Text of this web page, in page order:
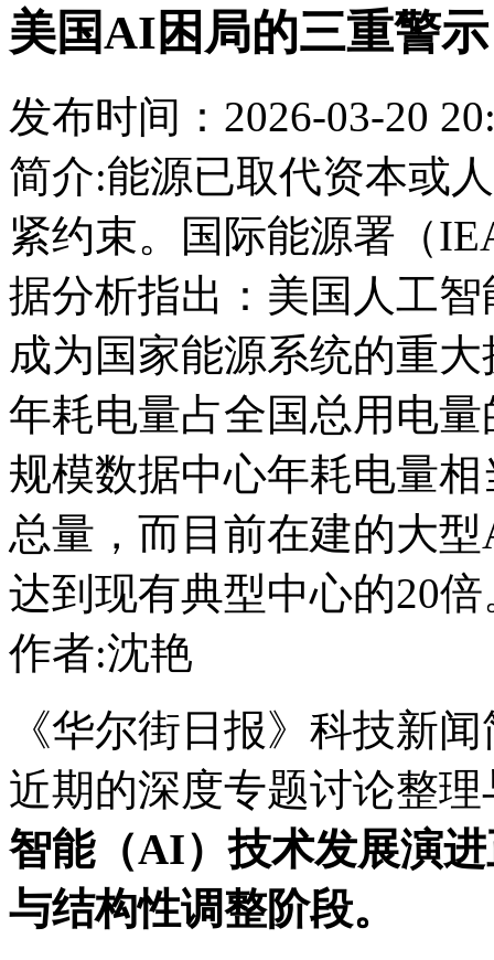
美国AI困局的三重警示
发布时间：2026-03-20
简介:能源已取代资本或
紧约束。国际能源署（
据分析指出：美国人工
成为国家能源系统的重
年耗电量占全国总用电
规模数据中心年耗电量
总量，而目前在建的大
达到现有典型中心的20倍
作者:沈艳
《华尔街日报》科技新
近期的深度专题讨论整
智能（AI）技术发展演
与结构性调整阶段。